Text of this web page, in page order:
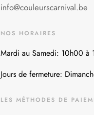
info@couleurscarnival.be
NOS HORAIRES
Mardi au Samedi: 10h00 à
Jours de fermeture:
LES MÉTHODES DE